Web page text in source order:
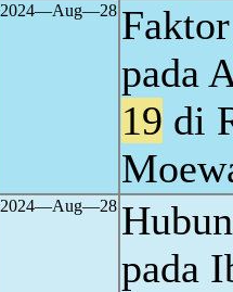
2024―Aug―28
pada
19 di
2024―Aug―28
pada